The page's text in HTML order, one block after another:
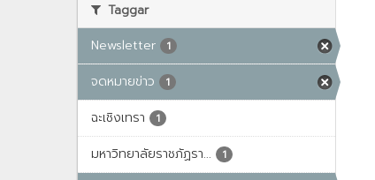
Taggar
Newsletter
1
จดหมายข่าว 1
ฉะเชิงเทรา 1
มหาวิทยาลัยราชภัฏรา... 1